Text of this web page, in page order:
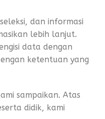
dan informasi
lebih lanjut.
data dengan
ketentuan yang
sampaikan. Atas
didik, kami